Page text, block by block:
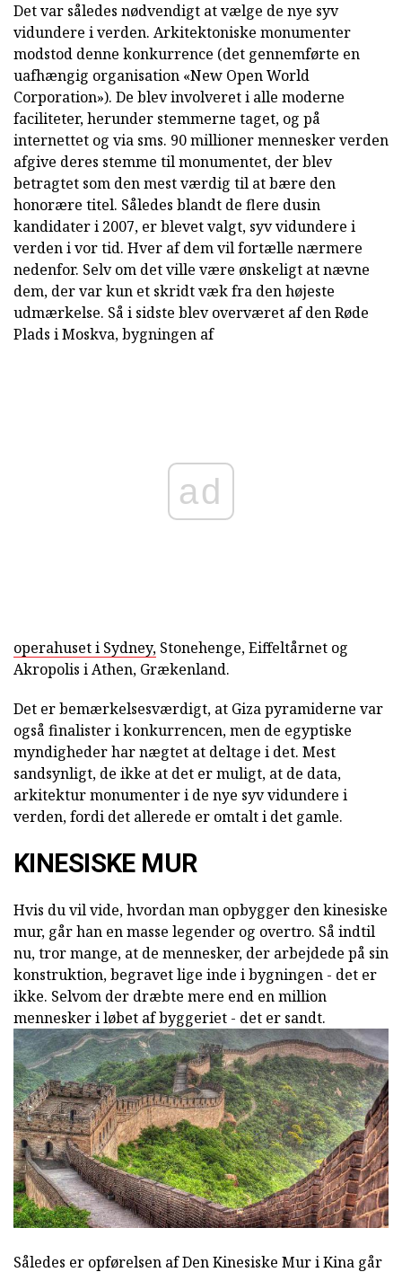
Det var således nødvendigt at vælge de nye syv
vidundere i verden. Arkitektoniske monumenter
modstod denne konkurrence (det gennemførte en
uafhængig organisation «New Open World
Corporation»). De blev involveret i alle moderne
faciliteter, herunder stemmerne taget, og på
internettet og via sms. 90 millioner mennesker verden
afgive deres stemme til monumentet, der blev
betragtet som den mest værdig til at bære den
honorære titel. Således blandt de flere dusin
kandidater i 2007, er blevet valgt, syv vidundere i
verden i vor tid. Hver af dem vil fortælle nærmere
nedenfor. Selv om det ville være ønskeligt at nævne
dem, der var kun et skridt væk fra den højeste
udmærkelse. Så i sidste blev overværet af den Røde
Plads i Moskva, bygningen af
ad
operahuset i Sydney, Stonehenge, Eiffeltårnet og
Akropolis i Athen, Grækenland.
Det er bemærkelsesværdigt, at Giza pyramiderne var
også finalister i konkurrencen, men de egyptiske
myndigheder har nægtet at deltage i det. Mest
sandsynligt, de ikke at det er muligt, at de data,
arkitektur monumenter i de nye syv vidundere i
verden, fordi det allerede er omtalt i det gamle.
KINESISKE MUR
Hvis du vil vide, hvordan man opbygger den kinesiske
mur, går han en masse legender og overtro. Så indtil
nu, tror mange, at de mennesker, der arbejdede på sin
konstruktion, begravet lige inde i bygningen - det er
ikke. Selvom der dræbte mere end en million
mennesker i løbet af byggeriet - det er sandt.
Således er opførelsen af Den Kinesiske Mur i Kina går